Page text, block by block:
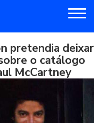
pretendia deixar
o catálogo
McCartney